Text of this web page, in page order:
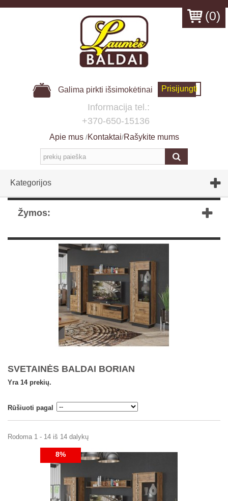
Galima pirkti išsimokėtinai Prisijungti
Informacija tel.:
+370-650-15136
Apie mus /Kontaktai/Rašykite mums
Kategorijos
(0)
Žymos:
SVETAINĖS BALDAI BORIAN
Yra 14 prekių.
Rūšiuoti pagal
Rodoma 1 - 14 iš 14 dalykų
8%